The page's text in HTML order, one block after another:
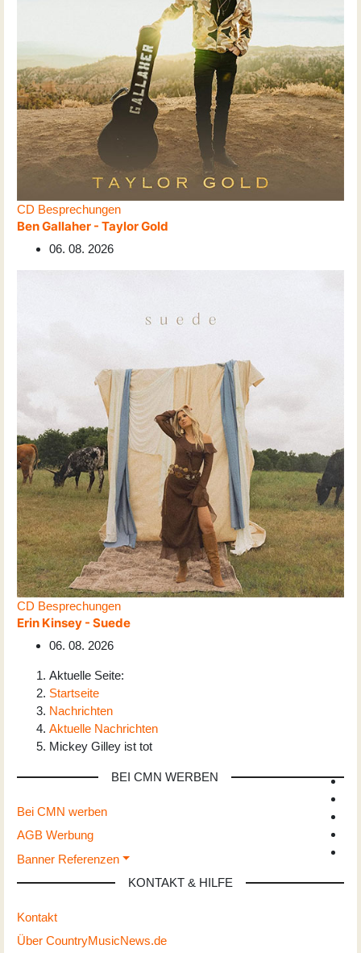
CD Besprechungen
Ben Gallaher - Taylor Gold
06. 08. 2026
CD Besprechungen
Erin Kinsey - Suede
06. 08. 2026
Aktuelle Seite:
Startseite
Nachrichten
Aktuelle Nachrichten
Mickey Gilley ist tot
BEI CMN WERBEN
Bei CMN werben
AGB Werbung
Banner Referenzen
KONTAKT & HILFE
Kontakt
Über CountryMusicNews.de